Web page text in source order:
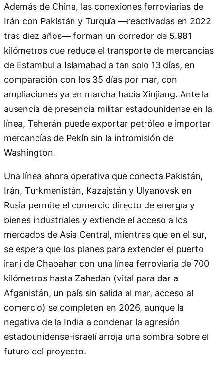
Además de China, las conexiones ferroviarias de
Irán con Pakistán y Turquía —reactivadas en 2022
tras diez años— forman un corredor de 5.981
kilómetros que reduce el transporte de mercancías
de Estambul a Islamabad a tan solo 13 días, en
comparación con los 35 días por mar, con
ampliaciones ya en marcha hacia Xinjiang. Ante la
ausencia de presencia militar estadounidense en la
línea, Teherán puede exportar petróleo e importar
mercancías de Pekín sin la intromisión de
Washington.
Una línea ahora operativa que conecta Pakistán,
Irán, Turkmenistán, Kazajstán y Ulyanovsk en
Rusia permite el comercio directo de energía y
bienes industriales y extiende el acceso a los
mercados de Asia Central, mientras que en el sur,
se espera que los planes para extender el puerto
iraní de Chabahar con una línea ferroviaria de 700
kilómetros hasta Zahedan (vital para dar a
Afganistán, un país sin salida al mar, acceso al
comercio) se completen en 2026, aunque la
negativa de la India a condenar la agresión
estadounidense-israelí arroja una sombra sobre el
futuro del proyecto.